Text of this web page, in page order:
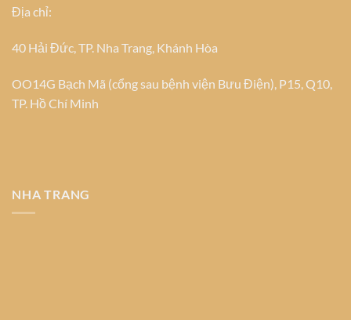
Địa chỉ:
40 Hải Đức, TP. Nha Trang, Khánh Hòa
OO14G Bạch Mã (cổng sau bệnh viện Bưu Điện), P15, Q10,
TP. Hồ Chí Minh
NHA TRANG